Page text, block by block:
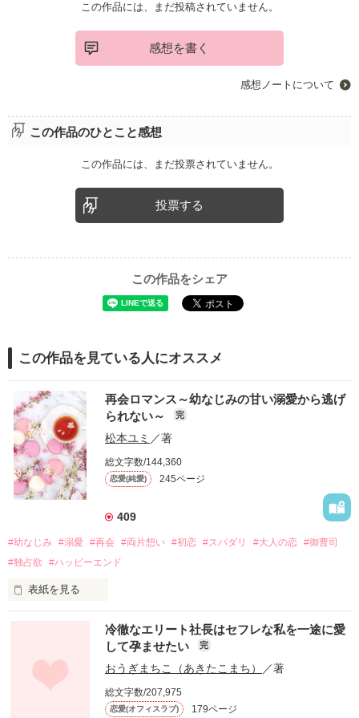
この作品には、まだ投稿されていません。
感想を書く
感想ノートについて
この作品のひとこと感想
この作品には、まだ投票されていません。
投票する
この作品をシェア
この作品を見ている人にオススメ
再会ロマンス～幼なじみの甘い溺愛から逃げ
られない～
完
松本ユミ ／著
総文字数/144,360
恋愛(純愛) 245ページ
409
#幼なじみ #溺愛 #再会 #両片想い #初恋 #スパダリ #大人の恋 #御曹司
#独占欲
#ハッピーエンド
表紙を見る
幼なじみの哲平に淡い恋心を抱いていた美桜。
しかし、ある出来事をきっかけに二人の関係は壊れてしまう。
関係修復もできないまま、美桜は両親の離婚によって
引っ越すことになり、哲平とも離れ離れになった。
冷徹なエリート社長はセフレな私を一途に愛
して孕ませたい
完
おうぎまちこ（あきたこまち） ／著
総文字数/207,975
恋愛(オフィスラブ) 179ページ